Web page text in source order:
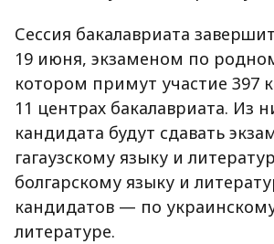
Сессия бакалавриата
19 июня, экзаменом по
котором примут участие 397
11 центрах бакалавриата. Из
кандидата будут сдавать
гагаузскому языку и
болгарскому языку и
кандидатов — по
литературе.